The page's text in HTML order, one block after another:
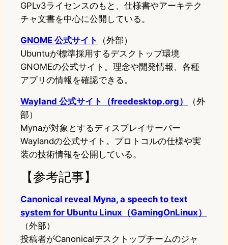
GPLv3ライセンスのもと、仕様書やアーキテク
チャ文書を中心に公開している。
GNOME 公式サイト
（外部）
Ubuntuが標準採用するデスクトップ環境
GNOMEの公式サイト。理念や開発情報、各種
アプリの情報を確認できる。
Wayland 公式サイト（freedesktop.org）
（外
部）
Mynaが対象とするディスプレイサーバー
Waylandの公式サイト。プロトコルの仕様や実
装の技術情報を公開している。
【参考記事】
Canonical reveal Myna, a speech to text
system for Ubuntu Linux（GamingOnLinux）
（外部）
投稿者がCanonicalデスクトップチームのジャ